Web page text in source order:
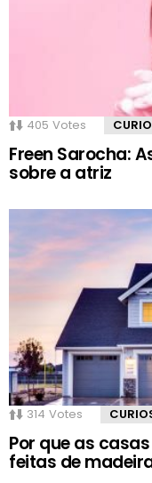
405 Votes
Freen Sarocha:
sobre a atriz
314 Votes
Por que as
feitas de